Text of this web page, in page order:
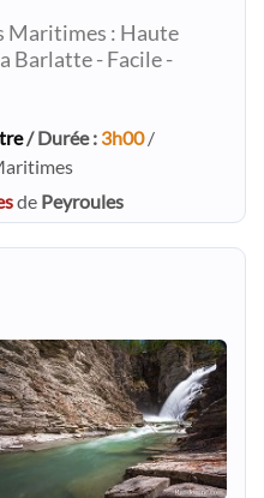
Maritimes : Haute
Barlatte - Facile -
/ Durée : 3h00/
de Peyroules